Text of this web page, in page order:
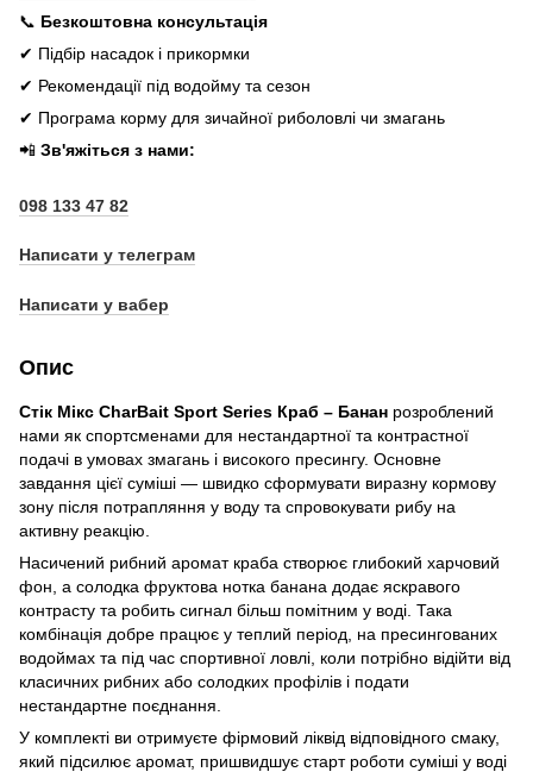
📞 Безкоштовна консультація
✔ Підбір насадок і прикормки
✔ Рекомендації під водойму та сезон
✔ Програма корму для зичайної риболовлі чи змагань
📲 Зв'яжіться з нами:
098 133 47 82
Написати у телеграм
Написати у вабер
Опис
Стік Мікс CharBait Sport Series Краб – Банан розроблений
нами як спортсменами для нестандартної та контрастної
подачі в умовах змагань і високого пресингу. Основне
завдання цієї суміші — швидко сформувати виразну кормову
зону після потрапляння у воду та спровокувати рибу на
активну реакцію.
Насичений рибний аромат краба створює глибокий харчовий
фон, а солодка фруктова нотка банана додає яскравого
контрасту та робить сигнал більш помітним у воді. Така
комбінація добре працює у теплий період, на пресингованих
водоймах та під час спортивної ловлі, коли потрібно відійти від
класичних рибних або солодких профілів і подати
нестандартне поєднання.
У комплекті ви отримуєте фірмовий ліквід відповідного смаку,
який підсилює аромат, пришвидшує старт роботи суміші у воді